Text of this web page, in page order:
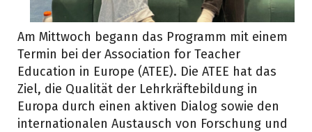
Am Mittwoch begann das Programm mit einem
Termin bei der Association for Teacher
Education in Europe (ATEE). Die ATEE hat das
Ziel, die Qualität der Lehrkräftebildung in
Europa durch einen aktiven Dialog sowie den
internationalen Austausch von Forschung und